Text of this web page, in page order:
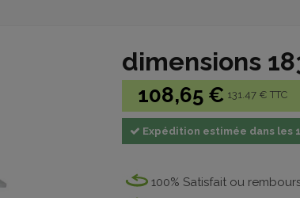
dimensions
108,65 € 131.47 € TTC
Expédition estimée dans les
100% Satisfait ou